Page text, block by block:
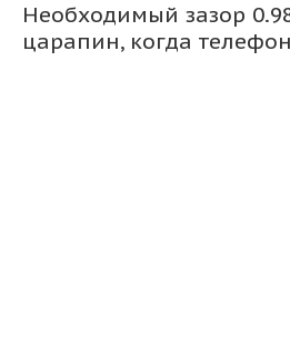
Необходимый зазор
царапин, когда